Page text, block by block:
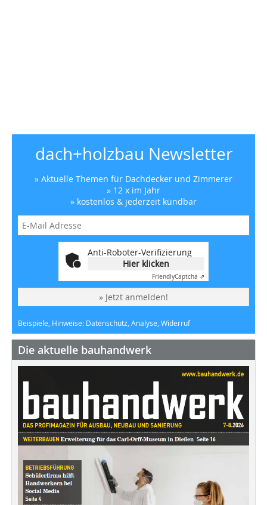
dach+holzbau Newsletter
» Aktuelle Themen für Dachdecker und Zimmerer
» 12 x im Jahr
» kostenlos & jederzeit kündbar
Anti-Roboter-Verifizierung
Hier klicken
FriendlyCaptcha ⇗
» Jetzt anmelden!
Beispiele, Hinweise: Datenschutz, Analyse, Widerruf
Die aktuelle bauhandwerk